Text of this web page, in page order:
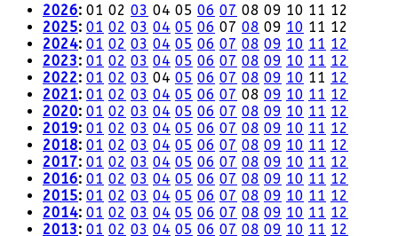
2026: 01 02 03 04 05 06 07 08 09 10 11 12
2025: 01 02 03 04 05 06 07 08 09 10 11 12
2024: 01 02 03 04 05 06 07 08 09 10 11 12
2023: 01 02 03 04 05 06 07 08 09 10 11 12
2022: 01 02 03 04 05 06 07 08 09 10 11 12
2021: 01 02 03 04 05 06 07 08 09 10 11 12
2020: 01 02 03 04 05 06 07 08 09 10 11 12
2019: 01 02 03 04 05 06 07 08 09 10 11 12
2018: 01 02 03 04 05 06 07 08 09 10 11 12
2017: 01 02 03 04 05 06 07 08 09 10 11 12
2016: 01 02 03 04 05 06 07 08 09 10 11 12
2015: 01 02 03 04 05 06 07 08 09 10 11 12
2014: 01 02 03 04 05 06 07 08 09 10 11 12
2013: 01 02 03 04 05 06 07 08 09 10 11 12